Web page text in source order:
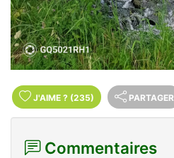
J'AIME ? (235) PARTAGER
Commentaires